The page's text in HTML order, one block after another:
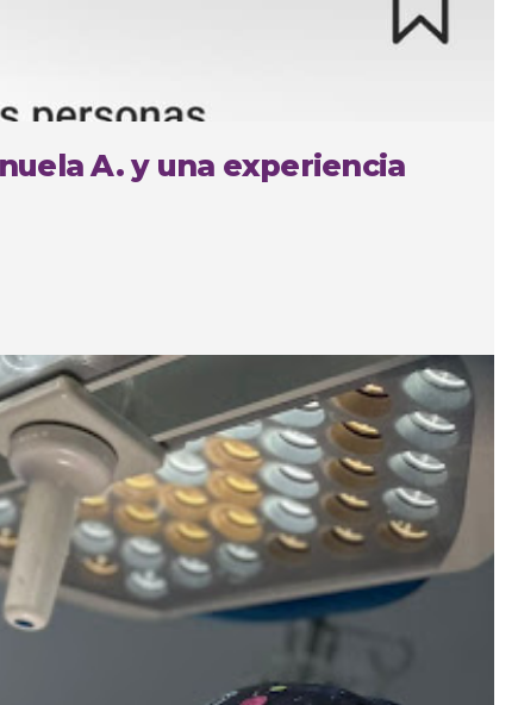
A. y una experiencia